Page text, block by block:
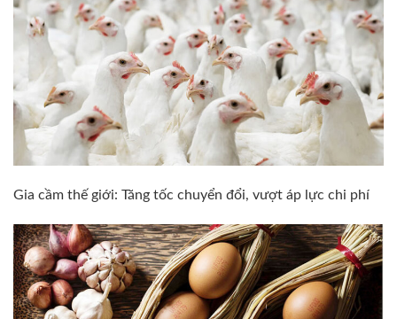
Gia cầm thế giới: Tăng tốc chuyển đổi, vượt áp lực chi phí